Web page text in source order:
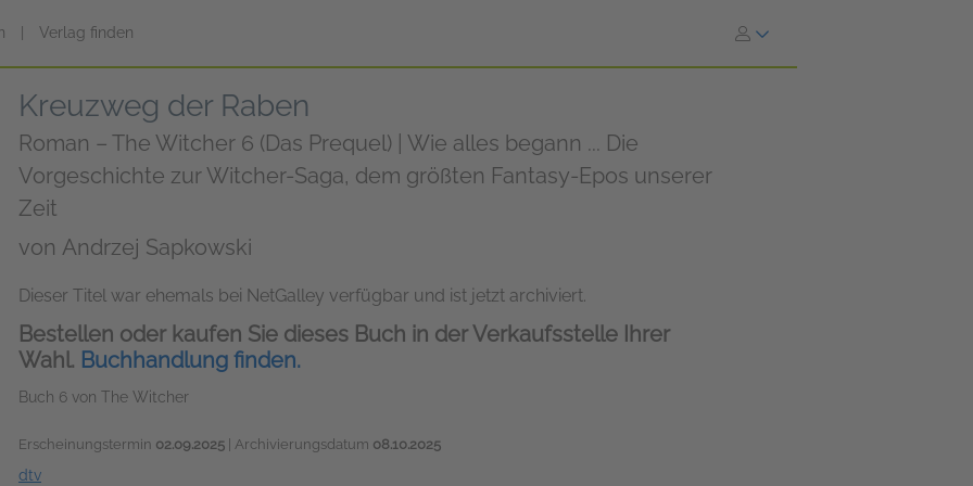
Verlag finden
Kreuzweg der Raben
Roman – The Witcher 6 (Das Prequel) | Wie alles begann ... Die
Vorgeschichte zur Witcher-Saga, dem größten Fantasy-Epos unserer
Zeit
von Andrzej Sapkowski
Dieser Titel war ehemals bei NetGalley verfügbar und ist jetzt archiviert.
Bestellen oder kaufen Sie dieses Buch in der Verkaufsstelle Ihrer
Wahl. Buchhandlung finden.
Buch 6 von The Witcher
Erscheinungstermin 02.09.2025 | Archivierungsdatum 08.10.2025
dtv